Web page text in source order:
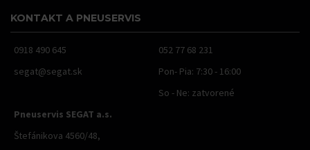
KONTAKT A PNEUSERVIS
0918 490 645
052 77 68 231
segat@segat.sk
Pon- Pia: 7:30 - 16:00
So - Ne: zatvorené
Pneuservis SEGAT a.s.
Štefánikova 4560/48,